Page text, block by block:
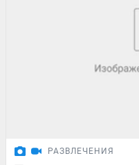
РАЗВЛЕЧЕНИЯ